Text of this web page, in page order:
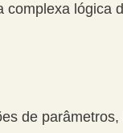
lógica
de